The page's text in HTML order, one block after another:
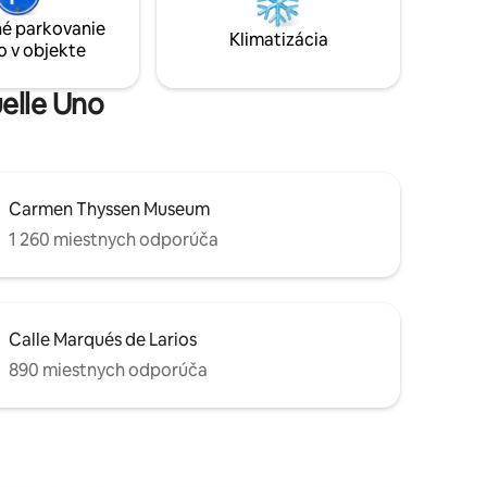
✔
pláž, vrátane plážových uterákov,
stoličiek a slnečníka.
parkovanie
v objekte
Klimatizácia
Uno
Carmen Thyssen Museum
1 260 miestnych odporúča
Calle Marqués de Larios
890 miestnych odporúča